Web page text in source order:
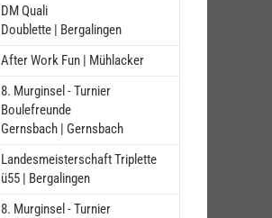
DM Quali
Doublette | Bergalingen
After Work Fun | Mühlacker
8. Murginsel - Turnier
Boulefreunde
Gernsbach | Gernsbach
Landesmeisterschaft Triplette
ü55 | Bergalingen
8. Murginsel - Turnier